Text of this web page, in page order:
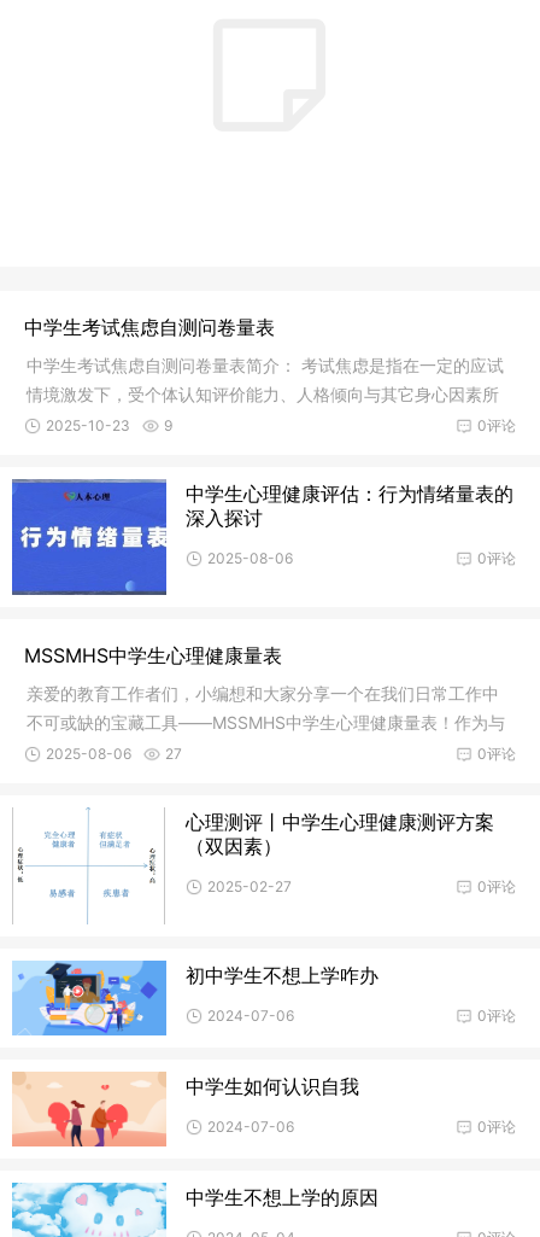
中学生考试焦虑自测问卷量表
中学生考试焦虑自测问卷量表简介： 考试焦虑是指在一定的应试
情境激发下，受个体认知评价能力、人格倾向与其它身心因素所
制约，以担忧为基本特征，以防御或逃避为
0评论
2025-10-23 9
中学生心理健康评估：行为情绪量表的
深入探讨
0评论
2025-08-06
MSSMHS中学生心理健康量表
亲爱的教育工作者们，小编想和大家分享一个在我们日常工作中
不可或缺的宝藏工具——MSSMHS中学生心理健康量表！作为与
学生心灵对
0评论
2025-08-06 27
心理测评丨中学生心理健康测评方案
（双因素）
0评论
2025-02-27
初中学生不想上学咋办
0评论
2024-07-06
中学生如何认识自我
0评论
2024-07-06
中学生不想上学的原因